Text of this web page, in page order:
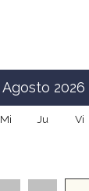
Agosto 2026
Mi Ju Vi